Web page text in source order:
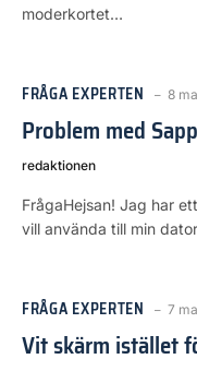
moderkortet…
FRÅGA EXPERTEN 8
Problem med
redaktionen
FrågaHejsan! Jag har
vill använda till min
FRÅGA EXPERTEN 7
Vit skärm istället